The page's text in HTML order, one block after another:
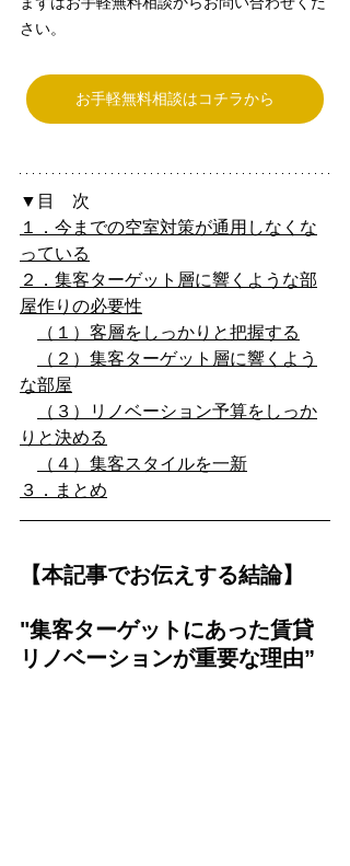
さい。
お手軽無料相談はコチラから
▼目　次
１．今までの空室対策が通用しなくな
っている
２．集客ターゲット層に響くような部
屋作りの必要性
（１）客層をしっかりと把握する
（２）集客ターゲット層に響くよう
な部屋
（３）リノベーション予算をしっか
りと決める
（４）集客スタイルを一新
３．まとめ
【本記事でお伝えする結論】
"集客ターゲットにあった賃貸
リノベーションが重要な理由”